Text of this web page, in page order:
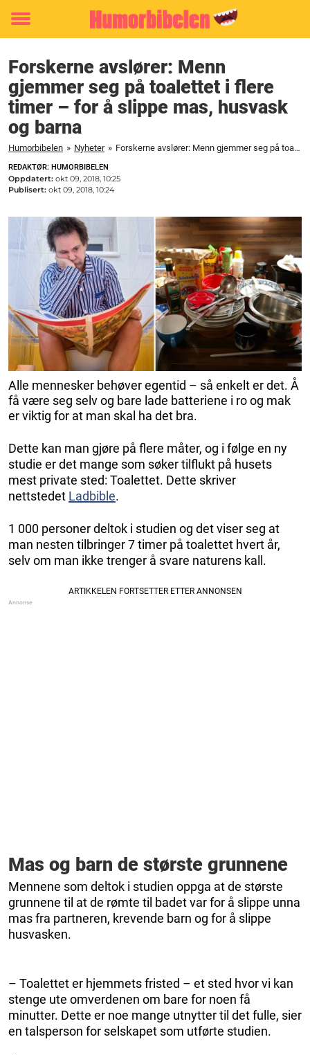
Toggle
Forskerne avslører: Menn
gjemmer seg på toalettet i flere
timer – for å slippe mas, husvask
og barna
Humorbibelen » Nyheter » Forskerne avslører: Menn gjemmer seg på toalettet i flere timer – for å slippe mas, husvask og barna
REDAKTØR: HUMORBIBELEN
Oppdatert: okt 09, 2018, 10:25
Publisert: okt 09, 2018, 10:24
Alle mennesker behøver egentid – så enkelt er det. Å
få være seg selv og bare lade batteriene i ro og mak
er viktig for at man skal ha det bra.
Dette kan man gjøre på flere måter, og i følge en ny
studie er det mange som søker tilflukt på husets
mest private sted: Toalettet. Dette skriver
nettstedet Ladbible.
1 000 personer deltok i studien og det viser seg at
man nesten tilbringer 7 timer på toalettet hvert år,
selv om man ikke trenger å svare naturens kall.
Mas og barn de største grunnene
Mennene som deltok i studien oppga at de største
grunnene til at de rømte til badet var for å slippe unna
mas fra partneren, krevende barn og for å slippe
husvasken.
– Toalettet er hjemmets fristed – et sted hvor vi kan
stenge ute omverdenen om bare for noen få
minutter. Dette er noe mange utnytter til det fulle, sier
en talsperson for selskapet som utførte studien.